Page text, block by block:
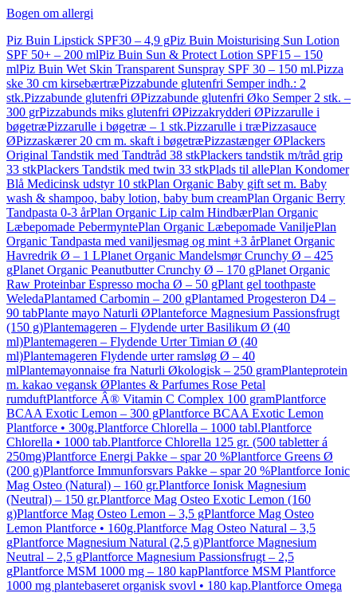
Bogen om allergi
Piz Buin Lipstick SPF30 – 4,9 gPiz Buin Moisturising Sun Lotion
SPF 50+ – 200 mlPiz Buin Sun & Protect Lotion SPF15 – 150
mlPiz Buin Wet Skin Transparent Sunspray SPF 30 – 150 ml.Pizza
ske 30 cm kirsebærtræPizzabunde glutenfri Semper indh.: 2
stk.Pizzabunde glutenfri ØPizzabunde glutenfri Øko Semper 2 stk. –
300 grPizzabunds miks glutenfri ØPizzakrydderi ØPizzarulle i
bøgetræPizzarulle i bøgetræ – 1 stk.Pizzarulle i træPizzasauce
ØPizzaskærer 20 cm m. skaft i bøgetræPizzastænger ØPlackers
Original Tandstik med Tandtråd 38 stkPlackers tandstik m/tråd grip
33 stkPlackers Tandstik med twin 33 stkPlads til allePlan Kondomer
Blå Medicinsk udstyr 10 stkPlan Organic Baby gift set m. Baby
wash & shampoo, baby lotion, baby bum creamPlan Organic Berry
Tandpasta 0-3 årPlan Organic Lip calm HindbærPlan Organic
Læbepomade PebermyntePlan Organic Læbepomade VaniljePlan
Organic Tandpasta med vaniljesmag og mint +3 årPlanet Organic
Havredrik Ø – 1 LPlanet Organic Mandelsmør Crunchy Ø – 425
gPlanet Organic Peanutbutter Crunchy Ø – 170 gPlanet Organic
Raw Proteinbar Espresso mocha Ø – 50 gPlant gel toothpaste
WeledaPlantamed Carbomin – 200 gPlantamed Progesteron D4 –
90 tabPlante mayo Naturli ØPlanteforce Magnesium Passionsfrugt
(150 g)Plantemageren – Flydende urter Basilikum Ø (40
ml)Plantemageren – Flydende Urter Timian Ø (40
ml)Plantemageren Flydende urter ramsløg Ø – 40
mlPlantemayonnaise fra Naturli Økologisk – 250 gramPlanteprotein
m. kakao vegansk ØPlantes & Parfumes Rose Petal
rumduftPlantforce Â® Vitamin C Complex 100 gramPlantforce
BCAA Exotic Lemon – 300 gPlantforce BCAA Exotic Lemon
Plantforce • 300g.Plantforce Chlorella – 1000 tabl.Plantforce
Chlorella • 1000 tab.Plantforce Chlorella 125 gr. (500 tabletter á
250mg)Plantforce Energi Pakke – spar 20 %Plantforce Greens Ø
(200 g)Plantforce Immunforsvars Pakke – spar 20 %Plantforce Ionic
Mag Osteo (Natural) – 160 gr.Plantforce Ionisk Magnesium
(Neutral) – 150 gr.Plantforce Mag Osteo Exotic Lemon (160
g)Plantforce Mag Osteo Lemon – 3,5 gPlantforce Mag Osteo
Lemon Plantforce • 160g.Plantforce Mag Osteo Natural – 3,5
gPlantforce Magnesium Natural (2,5 g)Plantforce Magnesium
Neutral – 2,5 gPlantforce Magnesium Passionsfrugt – 2,5
gPlantforce MSM 1000 mg – 180 kapPlantforce MSM Plantforce
1000 mg plantebaseret organisk svovl • 180 kap.Plantforce Omega